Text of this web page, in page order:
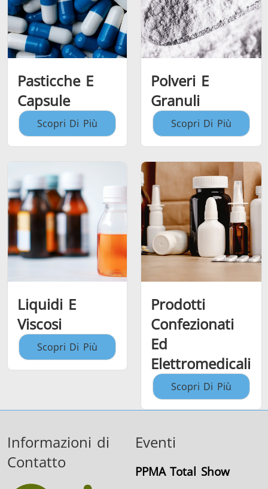
Pasticche E
Capsule
Scopri Di Più
Polveri E
Granuli
Scopri Di Più
Liquidi E
Viscosi
Scopri Di Più
Prodotti
Confezionati
Ed
Elettromedicali
Scopri Di Più
Informazioni di
Contatto
Eventi
PPMA Total Show